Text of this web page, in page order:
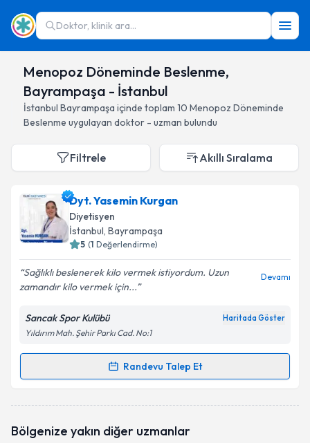
Doktor, klinik ara...
Menopoz Döneminde Beslenme,
Bayrampaşa - İstanbul
İstanbul Bayrampaşa içinde toplam 10 Menopoz Döneminde
Beslenme uygulayan doktor - uzman bulundu
Filtrele Akıllı Sıralama
Dyt. Yasemin Kurgan
Diyetisyen
İstanbul, Bayrampaşa
5 (1 Değerlendirme)
Sağlıklı beslenerek kilo vermek istiyordum. Uzun
zamandır kilo vermek için...
Devamı
Sancak Spor Kulübü Haritada Göster
Yıldırım Mah. Şehir Parkı Cad. No:1
Randevu Talep Et
Randevu Takvimi Talebi
oluşturun. Size bu uzmandan randevu almanız için bir
Bölgenize yakın diğer uzmanlar